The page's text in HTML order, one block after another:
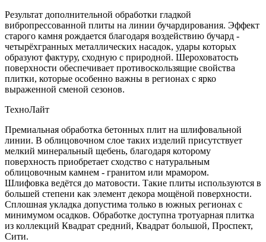
Результат дополнительной обработки гладкой
вибропрессованной плиты на линии бучардирования. Эффект
старого камня рождается благодаря воздействию бучард -
четырёхгранных металлических насадок, удары которых
образуют фактуру, сходную с природной. Шероховатость
поверхности обеспечивает противоскользящие свойства
плитки, которые особенно важны в регионах с ярко
выраженной сменой сезонов.
ТехноЛайт
Премиальная обработка бетонных плит на шлифовальной
линии. В облицовочном слое таких изделий присутствует
мелкий минеральный щебень, благодаря которому
поверхность приобретает сходство с натуральным
облицовочным камнем - гранитом или мрамором.
Шлифовка ведётся до матовости. Такие плиты используются в
большей степени как элемент декора мощёной поверхности.
Сплошная укладка допустима только в южных регионах с
минимумом осадков. Обработке доступна тротуарная плитка
из коллекций Квадрат средний, Квадрат большой, Проспект,
Сити.